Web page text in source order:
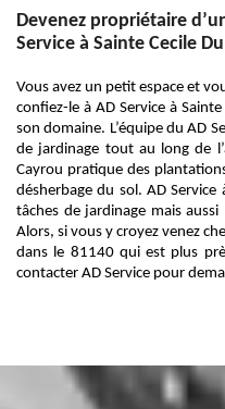
Devenez propriétaire
Service à Sainte Cecile
Vous avez un petit espace et
confiez-le à AD Service à
son domaine. L’équipe du AD
de jardinage tout au long de
Cayrou pratique des
désherbage du sol. AD Service
tâches de jardinage mais
Alors, si vous y croyez venez
dans le 81140 qui est plus
contacter AD Service pour